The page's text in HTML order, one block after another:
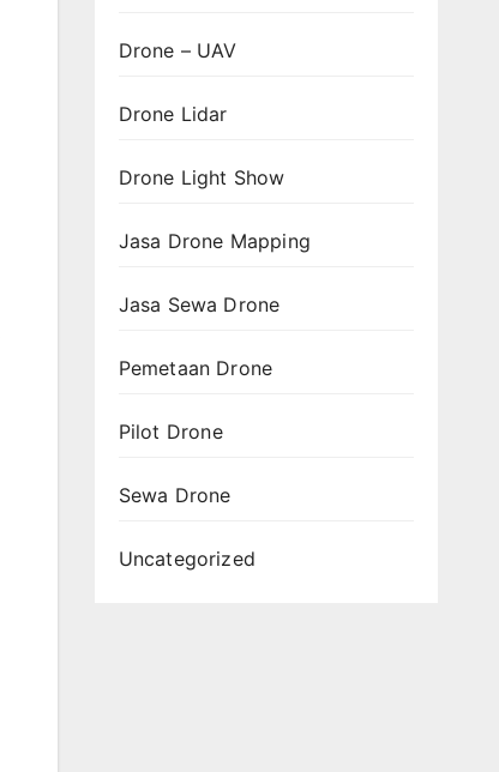
Drone – UAV
Drone Lidar
Drone Light Show
Jasa Drone Mapping
Jasa Sewa Drone
Pemetaan Drone
Pilot Drone
Sewa Drone
Uncategorized